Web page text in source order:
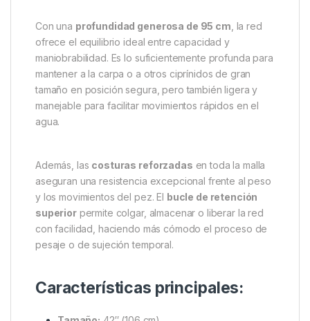
La base, por otro lado, está fabricada con unamalla
súper suave , especialmente diseñada para
proteger la mucosa y las escamas del pez. Gracias a
esta textura delicada, el recambio garantiza un
contacto seguro y respetuoso, minimizando el riesgo
Con unaprofundidad generosa de 95 cm, la red
ofrece el equilibrio ideal entre capacidad y
maniobrabilidad. Es lo suficientemente profunda para
mantener a la carpa o a otros ciprínidos de gran
agua.